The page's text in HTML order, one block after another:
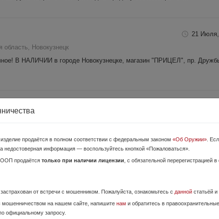
21
область, Новокузнецк
В НАЛИЧИИ в городе Новокузнецке, магазин "ПРИЦЕЛ", пр.
Composite 12/76 мм калибра с длинной ствола 510 мм и
техническом состоянии, настрел около 100 патронов. Продаю за
область, Юрга
продаётся в полном соответствии с федеральным законом «Об Оружии» .
недостоверная информация — воспользуйтесь кнопкой «Пожаловаться».
продаётся только при наличии лицензии , с обязательной перерегистрацией
от встречи с мошенником. Пожалуйста, ознакомьтесь с данной статьёй и
мошенничеством на нашем сайте, напишите нам и обратитесь в
официальному запросу.